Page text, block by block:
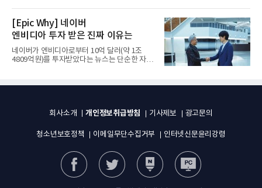
[Epic Why] 네이버
엔비디아 투자 받은 진짜 이유는
네이버가 엔비디아로부터 10억 달러(약 1조
4809억원)를 투자받았다는 뉴스는 단순한 자금
회사소개 개인정보취급방침 기사제보 광고문의
청소년보호정책 이메일무단수집거부 인터넷신문윤리강령